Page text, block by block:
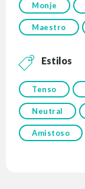
Monje
Maestro
Estilos
Tenso
Neutral
Amistoso